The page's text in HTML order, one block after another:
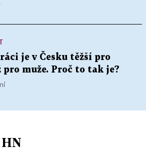
je v Česku těžší pro
pro muže. Proč to tak je?